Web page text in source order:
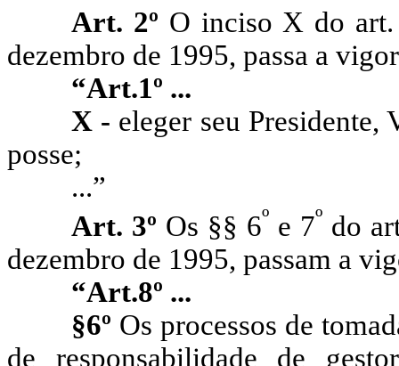
Art. 2º O inciso X do
dezembro de 1995, passa a
“Art.1º ...
X - eleger seu Presidente,
posse;
...”
Art. 3º Os §§ 6º e 7º do
dezembro de 1995, passam a
“Art.8º ...
§6º Os processos de
de responsabilidade de